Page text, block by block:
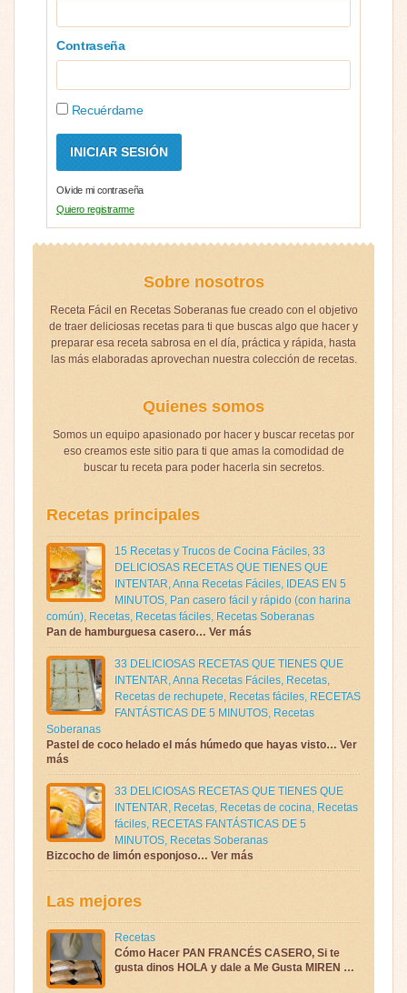
Contraseña
Recuérdame
Olvide mi contraseña
Quiero registrarme
Sobre nosotros
Receta Fácil en Recetas Soberanas fue creado con el objetivo
de traer deliciosas recetas para ti que buscas algo que hacer y
preparar esa receta sabrosa en el día, práctica y rápida, hasta
las más elaboradas aprovechan nuestra colección de recetas.
Quienes somos
Somos un equipo apasionado por hacer y buscar recetas por
eso creamos este sitio para ti que amas la comodidad de
buscar tu receta para poder hacerla sin secretos.
Recetas principales
15 Recetas y Trucos de Cocina Fáciles, 33
DELICIOSAS RECETAS QUE TIENES QUE
INTENTAR,Anna Recetas Fáciles, IDEAS EN 5
MINUTOS, Pan casero fácil y rápido (con harina
común), Recetas, Recetas fáciles, Recetas Soberanas
Pan de hamburguesa casero… Ver más
33 DELICIOSAS RECETAS QUE TIENES QUE
INTENTAR,Anna Recetas Fáciles, Recetas,
Recetas de rechupete, Recetas fáciles, RECETAS
FANTÁSTICAS DE 5 MINUTOS, Recetas
Soberanas
Pastel de coco helado el más húmedo que hayas visto… Ver
más
33 DELICIOSAS RECETAS QUE TIENES QUE
INTENTAR, Recetas, Recetas de cocina, Recetas
fáciles, RECETAS FANTÁSTICAS DE 5
MINUTOS, Recetas Soberanas
Bizcocho de limón esponjoso… Ver más
Las mejores
Recetas
Cómo Hacer PAN FRANCÉS CASERO, Si te
gusta dinos HOLA y dale a Me Gusta MIREN …